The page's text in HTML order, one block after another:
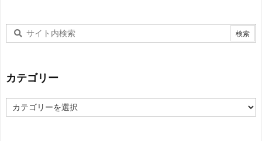
カテゴリー
テ